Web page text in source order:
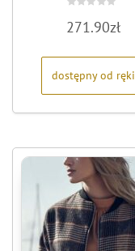
0
na
271.90zł
dostępny od ręki